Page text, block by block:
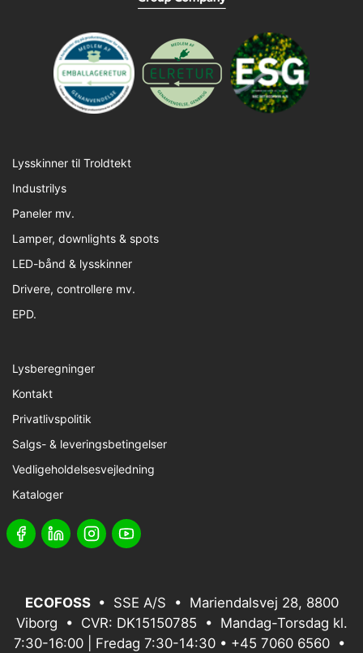
Lysskinner til Troldtekt
Industrilys
Paneler mv.
Lamper, downlights & spots
LED-bånd & lysskinner
Drivere, controllere mv.
EPD.
Lysberegninger
Kontakt
Privatlivspolitik
Salgs- & leveringsbetingelser
Vedligeholdelsesvejledning
Kataloger
ECOFOSS • SSE A/S • Mariendalsvej 28, 8800
Viborg • CVR: DK15150785 • Mandag-Torsdag kl.
7:30-16:00 | Fredag 7:30-14:30 • +45 7060 6560 •